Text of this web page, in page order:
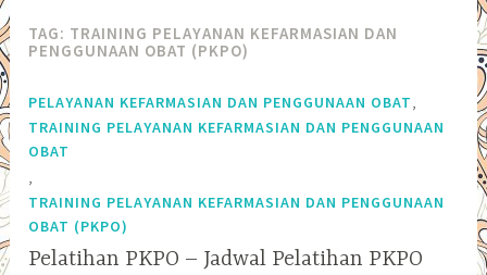
TAG: TRAINING PELAYANAN KEFARMASIAN DAN
PENGGUNAAN OBAT (PKPO)
PELAYANAN KEFARMASIAN DAN PENGGUNAAN OBAT
TRAINING PELAYANAN KEFARMASIAN DAN PENGGUNAAN
OBAT
TRAINING PELAYANAN KEFARMASIAN DAN PENGGUNAAN
OBAT (PKPO)
Pelatihan PKPO – Jadwal Pelatihan PKPO